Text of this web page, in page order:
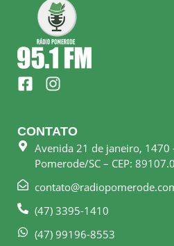
F
a
e
b
o
k
s
q
I
n
t
a
g
r
a
m
CONTATO
Avenida 21 de janeiro, 1470
Pomerode/SC – CEP:
(47) 3395-1410
(47) 99196-8553